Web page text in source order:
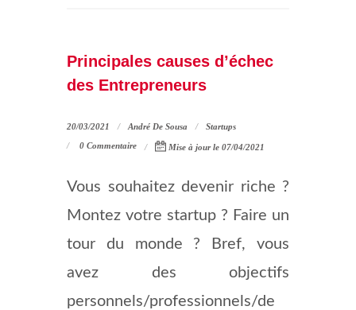
Principales causes d’échec
des Entrepreneurs
20/03/2021 André De Sousa
Startups
0 Commentaire
Mise à jour le 07/04/2021
Vous souhaitez devenir riche ?
Montez votre startup ? Faire un
tour du monde ? Bref, vous
avez des objectifs
personnels/professionnels/de